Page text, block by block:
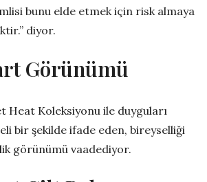
bunu elde etmek için risk almaya
diyor.
Görünümü
Heat Koleksiyonu ile duyguları
bir şekilde ifade eden, bireyselliği
görünümü vaadediyor.